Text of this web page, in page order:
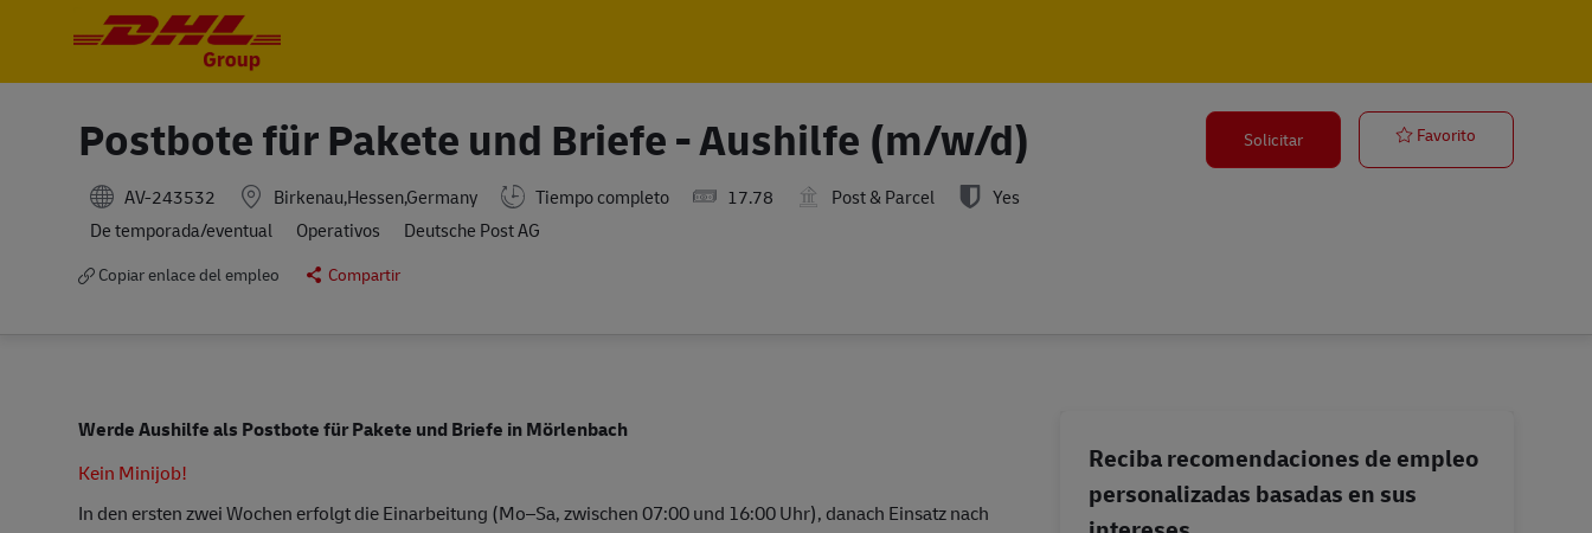
Postbote für Pakete und Briefe - Aushilfe (m/w/d)
AV-243532 Birkenau,Hessen,Germany Tiempo completo 17.78 Post & Parcel
Yes
De temporada/eventual
Operativos Deutsche Post AG
Copiar enlace del empleo Compartir
Solicitar Favorito
Werde Aushilfe als Postbote für Pakete und Briefe in Mörlenbach
Kein Minijob!
In den ersten zwei Wochen erfolgt die Einarbeitung (Mo–Sa, zwischen 07:00 und 16:00 Uhr), danach Einsatz nach
Reciba recomendaciones de empleo
personalizadas basadas en sus